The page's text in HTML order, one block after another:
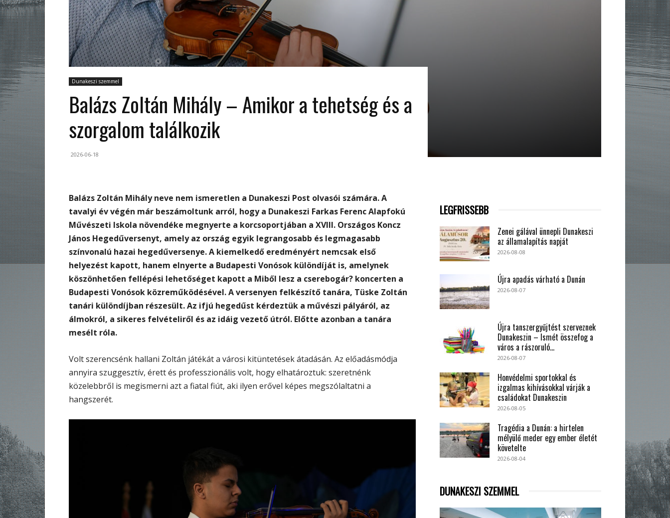
Dunakeszi szemmel
Balázs Zoltán Mihály – Amikor a tehetség és a
szorgalom találkozik
2026-06-18
Balázs Zoltán Mihály neve nem ismeretlen a Dunakeszi Post olvasói számára. A
tavalyi év végén már beszámoltunk arról, hogy a Dunakeszi Farkas Ferenc Alapfokú
Művészeti Iskola növendéke megnyerte a korcsoportjában a XVIII. Országos Koncz
János Hegedűversenyt, amely az ország egyik legrangosabb és legmagasabb
színvonalú hazai hegedűversenye. A kiemelkedő eredményért nemcsak első
helyezést kapott, hanem elnyerte a Budapesti Vonósok különdíját is, amelynek
köszönhetően fellépési lehetőséget kapott a Miből lesz a cserebogár? koncerten a
Budapesti Vonósok közreműködésével. A versenyen felkészítő tanára, Tüske Zoltán
tanári különdíjban részesült. Az ifjú hegedűst kérdeztük a művészi pályáról, az
álmokról, a sikeres felvételiről és az idáig vezető útról. Előtte azonban a tanára
mesélt róla.
Volt szerencsénk hallani Zoltán játékát a városi kitüntetések átadásán. Az előadásmódja
annyira szuggesztív, érett és professzionális volt, hogy elhatároztuk: szeretnénk
közelebbről is megismerni azt a fiatal fiút, aki ilyen erővel képes megszólaltatni a
hangszerét.
LEGFRISSEBB
Zenei gálával ünnepli Dunakeszi
az államalapítás napját
2026-08-08
Újra apadás várható a Dunán
2026-08-07
Újra tanszergyűjtést szerveznek
Dunakeszin – Ismét összefog a
város a rászoruló...
2026-08-07
Honvédelmi sportokkal és
izgalmas kihívásokkal várják a
családokat Dunakeszin
2026-08-05
Tragédia a Dunán: a hirtelen
mélyülő meder egy ember életét
követelte
2026-08-04
DUNAKESZI SZEMMEL